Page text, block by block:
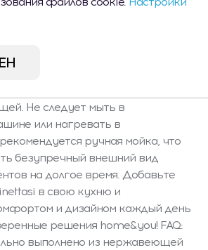
лезвие из
позволяет эффективно
облегчает хранение на крючке, а
Не следует мыть в
или нагревать в
ручная мойка, что
безупречный внешний вид
на долгое время. Добавьте
в свою кухню и
и дизайном каждый день
решения home&you! FAQ:
выполнено из нержавеющей